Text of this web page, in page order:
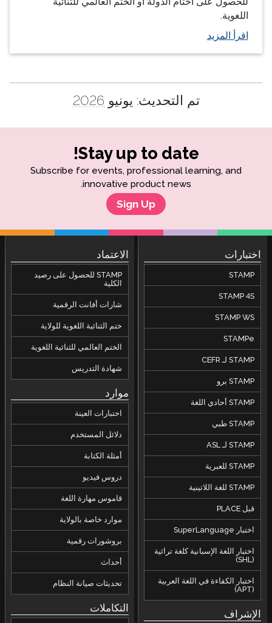
اللغوية.
اقرأ المزيد
تم التحديث: يونيو 2026
Stay up to date!
Subscribe for events, professional learning, and
innovative product news.
Sign Up
اختبارات
STAMP
STAMP 4S
STAMP WS
STAMPe
STAMP لـ CEFR
STAMP برو
STAMP أحادي اللغة
STAMP طبي
STAMP لـ ASL
STAMP للعبرية
STAMP للغة اللاتينية
قبل PLACE
اختبار SuperLanguage
اختبار اللغة الإسبانية كلغة تراثية
(SHL)
اختبار الكفاءة في اللغة العربية
(APT)
الإشراف
الاعتماد
STAMP للحصول على رصيد
الكلية
شارات أفانت الرقمية
ختم الثنائية اللغوية للولاية
الختم العالمي للثنائية اللغوية
شهادة التدريس
موارد
اختبارات العينة
دلائل المستخدم
أمثلة الكتابة
دروس فيديو
قاموس مهارة اللغة
موارد خاصة بالولاية
بروشورات رقمية
أحداث
تحديثات صيانة النظام
التكاملات